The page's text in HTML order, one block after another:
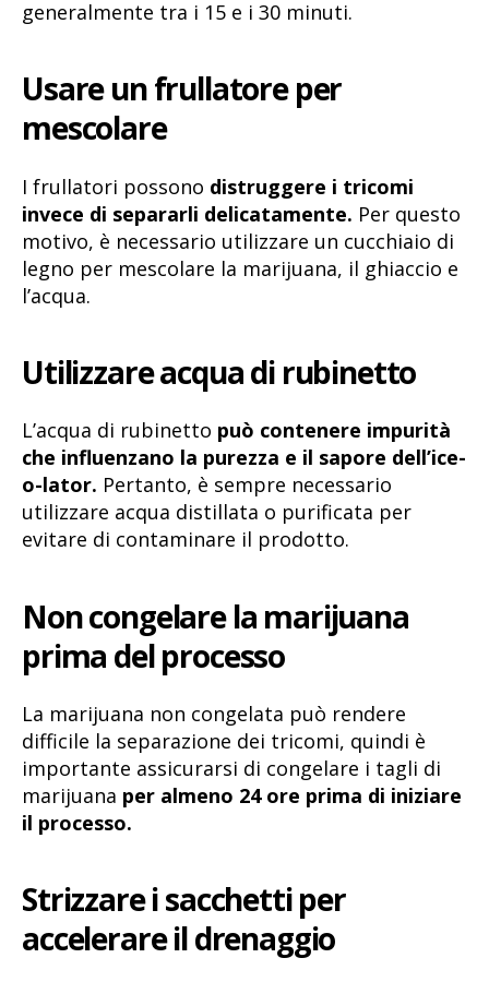
generalmente tra i 15 e i 30 minuti.
Usare un frullatore per
mescolare
I frullatori possono distruggere i tricomi
invece di separarli delicatamente. Per questo
motivo, è necessario utilizzare un cucchiaio di
legno per mescolare la marijuana, il ghiaccio e
l’acqua.
Utilizzare acqua di rubinetto
L’acqua di rubinetto può contenere impurità
che influenzano la purezza e il sapore dell’ice-
o-lator. Pertanto, è sempre necessario
utilizzare acqua distillata o purificata per
evitare di contaminare il prodotto.
Non congelare la marijuana
prima del processo
La marijuana non congelata può rendere
difficile la separazione dei tricomi, quindi è
importante assicurarsi di congelare i tagli di
marijuana per almeno 24 ore prima di iniziare
il processo.
Strizzare i sacchetti per
accelerare il drenaggio